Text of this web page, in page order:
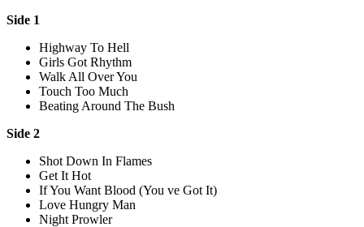
Side 1
Highway To Hell
Girls Got Rhythm
Walk All Over You
Touch Too Much
Beating Around The Bush
Side 2
Shot Down In Flames
Get It Hot
If You Want Blood (You ve Got It)
Love Hungry Man
Night Prowler